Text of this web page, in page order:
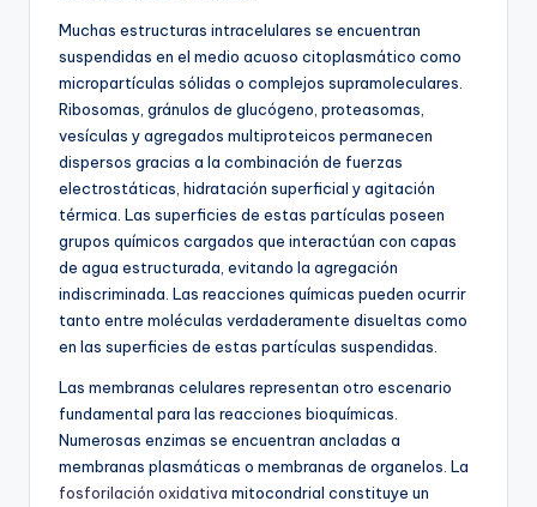
Muchas estructuras intracelulares se encuentran
suspendidas en el medio acuoso citoplasmático como
micropartículas sólidas o complejos supramoleculares.
Ribosomas, gránulos de glucógeno, proteasomas,
vesículas y agregados multiproteicos permanecen
dispersos gracias a la combinación de fuerzas
electrostáticas, hidratación superficial y agitación
térmica. Las superficies de estas partículas poseen
grupos químicos cargados que interactúan con capas
de agua estructurada, evitando la agregación
indiscriminada. Las reacciones químicas pueden ocurrir
tanto entre moléculas verdaderamente disueltas como
en las superficies de estas partículas suspendidas.
Las membranas celulares representan otro escenario
fundamental para las reacciones bioquímicas.
Numerosas enzimas se encuentran ancladas a
membranas plasmáticas o membranas de organelos. La
fosforilación oxidativa mitocondrial constituye un